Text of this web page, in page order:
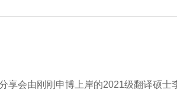
会由刚刚申博上岸的2021级翻译硕士